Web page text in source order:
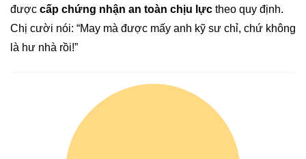
được cấp chứng nhận an toàn chịu lực theo quy định.
Chị cười nói: “May mà được mấy anh kỹ sư chỉ, chứ không
là hư nhà rồi!”